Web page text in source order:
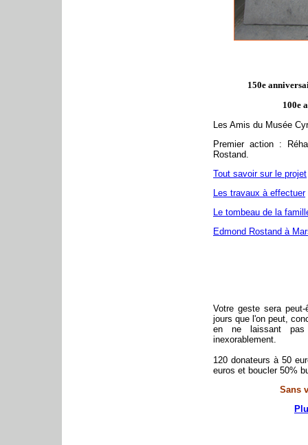
150e
100e
Les Amis du Musée
Premier action :
Rostand.
Tout savoir sur le projet
Les travaux à effectuer
Le tombeau de la
Edmond Rostand à
Votre geste sera
jours que l'on peut,
en ne laissant pas
inexorablement.
120 donateurs à 50
euros et boucler 50%
Sans